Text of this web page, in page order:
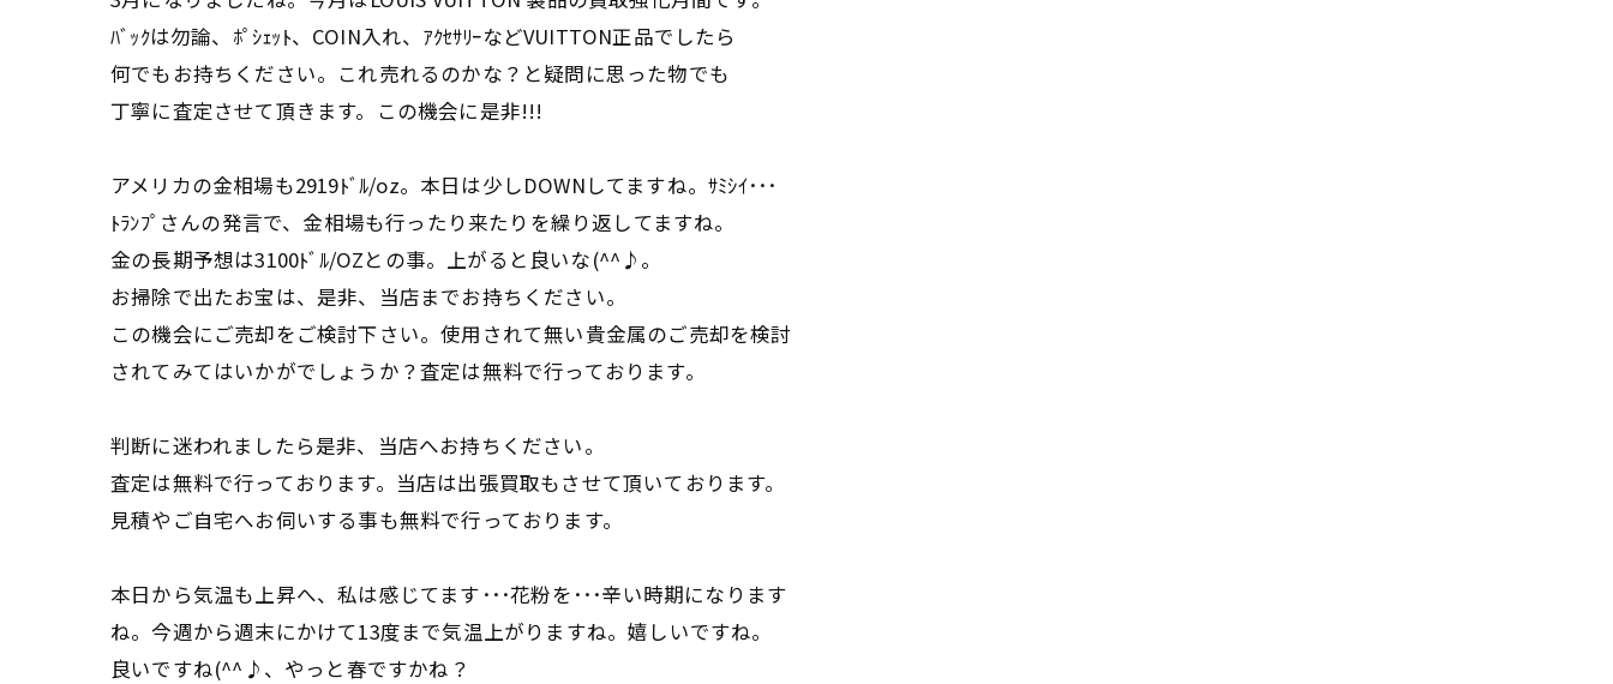
ﾊﾞｯｸは勿論、ﾎﾟｼｪｯﾄ、COIN入れ、ｱｸｾｻﾘｰなどVUITTON正品でしたら
何でもお持ちください。これ売れるのかな？と疑問に思った物でも
丁寧に査定させて頂きます。この機会に是非!!!
アメリカの金相場も2919ﾄﾞﾙ/oz。本日は少しDOWNしてますね。ｻﾐｼｲ･･･
ﾄﾗﾝﾌﾟさんの発言で、金相場も行ったり来たりを繰り返してますね。
金の長期予想は3100ﾄﾞﾙ/OZとの事。上がると良いな(^^♪。
お掃除で出たお宝は、是非、当店までお持ちください。
この機会にご売却をご検討下さい。使用されて無い貴金属のご売却を検討
されてみてはいかがでしょうか？査定は無料で行っております。
判断に迷われましたら是非、当店へお持ちください。
査定は無料で行っております。当店は出張買取もさせて頂いております。
見積やご自宅へお伺いする事も無料で行っております。
本日から気温も上昇へ、私は感じてます･･･花粉を･･･辛い時期になります
ね。今週から週末にかけて13度まで気温上がりますね。嬉しいですね。
良いですね(^^♪、やっと春ですかね？